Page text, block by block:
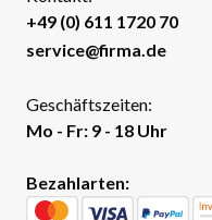
+49 (0) 611 1720 70
service@firma.de
Geschäftszeiten:
Mo - Fr: 9 - 18 Uhr
Bezahlarten: